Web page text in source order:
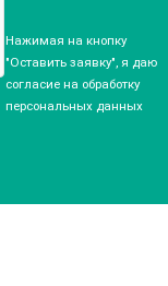
Нажимая на кнопку
"Оставить заявку", я даю
согласие на обработку
персональных данных